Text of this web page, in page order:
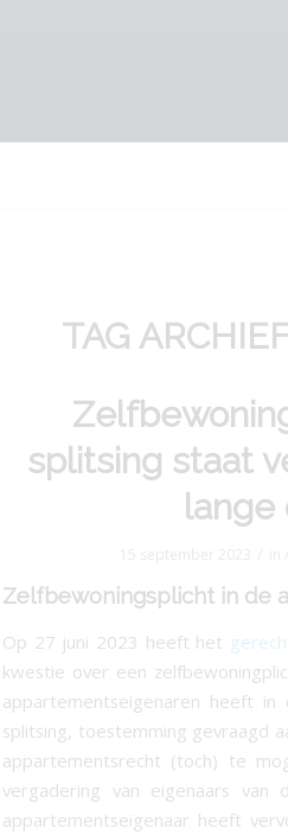
TAG
splitsing staat
lange
Zelfbewoningsplicht in de
Op 27 juni 2023 heeft het
kwestie over een
appartementseigenaren heeft
splitsing, toestemming gevraagd
appartementsrecht (toch) te
vergadering van eigenaars
appartementseigenaar heeft